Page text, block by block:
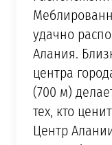
удачно
Алания.
центра
(700 м)
тех, кто
Центр